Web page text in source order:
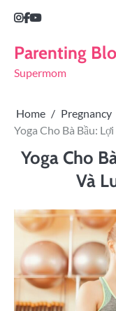
Parenting
Supermom
Home
Pregnancy
Yoga Cho Bà Bầu:
Yoga Cho
Và